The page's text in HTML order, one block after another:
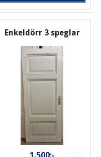
Enkeldörr 3 speglar